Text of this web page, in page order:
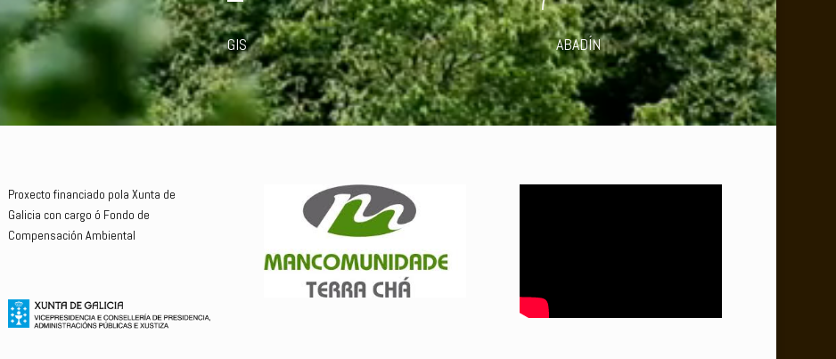
GIS ABADÍN
Proxecto financiado pola Xunta de
Galicia con cargo ó Fondo de
Compensación Ambiental